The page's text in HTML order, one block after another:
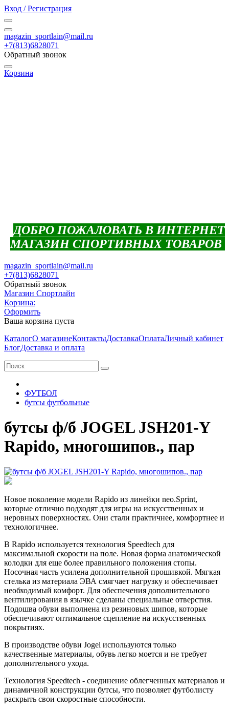
Вход / Регистрация
magazin_sportlain@mail.ru
+7(813)6828071
Обратный звонок
Корзина
ДОБРО ПОЖАЛОВАТЬ В ИНТЕРНЕТ
МАГАЗИН СПОРТИВНЫХ ТОВАРОВ
magazin_sportlain@mail.ru
+7(813)6828071
Обратный звонок
Магазин Спортлайн
Корзина:
Оформить
Ваша корзина пуста
КаталогО магазинеКонтактыДоставкаОплатаЛичный кабинет
БлогДоставка и оплата
ФУТБОЛ
бутсы футбольные
бутсы ф/б JOGEL JSH201-Y
Rapido, многошипов., пар
Новое поколение модели Rapido из линейки neo.Sprint,
которые отлично подходят для игры на искусственных и
неровных поверхностях. Они стали практичнее, комфортнее и
технологичнее.
В Rapido используется технология Speedtech для
максимальной скорости на поле. Новая форма анатомической
колодки для еще более правильного положения стопы.
Носочная часть усилена дополнительной прошивкой. Мягкая
стелька из материала ЭВА смягчает нагрузку и обеспечивает
необходимый комфорт. Для обеспечения дополнительного
вентилирования в язычке сделаны специальные отверстия.
Подошва обуви выполнена из резиновых шипов, которые
обеспечивают оптимальное сцепление на искусственных
покрытиях.
В производстве обуви Jogel используются только
качественные материалы, обувь легко моется и не требует
дополнительного ухода.
Технология Speedtech - соединение облегченных материалов и
динамичной конструкции бутсы, что позволяет футболисту
раскрыть свои скоростные способности.